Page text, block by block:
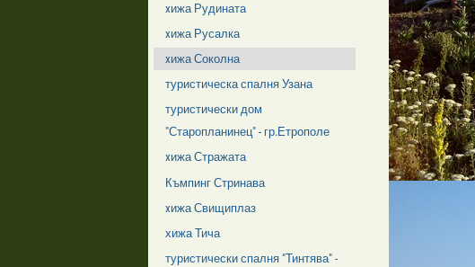
xижа Рудината
xижа Русалка
xижа Соколна
туристическа спалня Узана
туристически дом
"Старопланинец" - гр.Етрополе
xижа Стражата
Къмпинг Стринава
xижа Свищиплаз
хижа Тича
туристически спалня "Тинтява" -